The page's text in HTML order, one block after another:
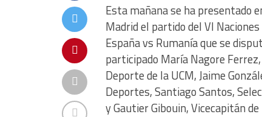
Esta mañana se ha presentado
Madrid el partido del VI
España vs Rumanía que se
participado María Nagore
Deporte de la UCM, Jaime
Deportes, Santiago Santos,
y Gautier Gibouin, Vicecapitán